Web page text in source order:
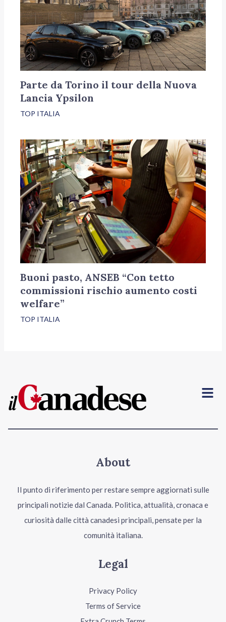
Parte da Torino il tour della Nuova
Lancia Ypsilon
TOP ITALIA
Buoni pasto, ANSEB “Con tetto
commissioni rischio aumento costi
welfare”
TOP ITALIA
Menu
About
Il punto di riferimento per restare sempre aggiornati sulle
principali notizie dal Canada. Politica, attualità, cronaca e
curiosità dalle città canadesi principali, pensate per la
comunità italiana.
Legal
Privacy Policy
Terms of Service